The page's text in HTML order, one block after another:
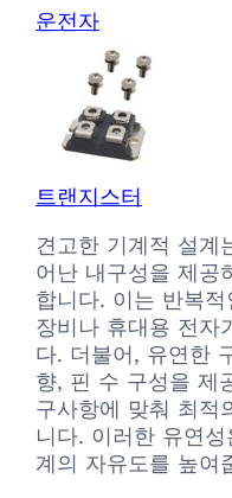
운전자
트랜지스터
견고한 기계적 설계
어난 내구성을 제공
합니다. 이는 반복
장비나 휴대용 전자
다. 더불어, 유연한
향, 핀 수 구성을 제
구사항에 맞춰 최적
니다. 이러한 유연
계의 자유도를 높여